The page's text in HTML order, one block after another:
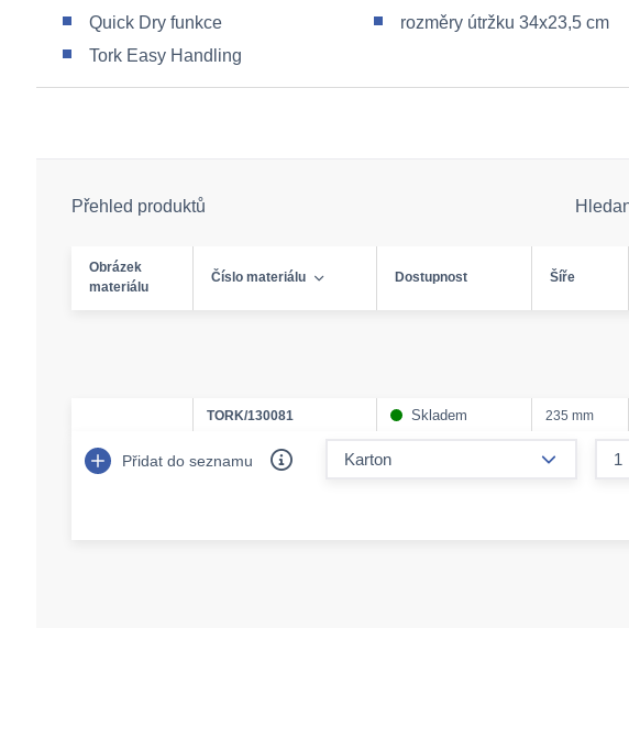
Quick Dry funkce
Tork Easy Handling
rozměry útržku 34x23,5 cm
Přehled produktů
Obrázek
materiálu
Číslo materiálu Dostupnost Šíře
TORK/130081 Skladem 235 mm
Přidat do seznamu